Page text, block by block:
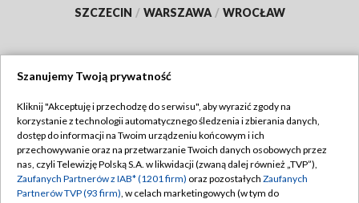
SZCZECIN / WARSZAWA / WROCŁAW
TVP
Abonament TVP
Emisja w TVP
Regulamin TVP
Polityka prywatności
Szanujemy Twoją prywatność
Kliknij "Akceptuję i przechodzę do serwisu", aby wyrazić zgody na
korzystanie z technologii automatycznego śledzenia i zbierania danych,
dostęp do informacji na Twoim urządzeniu końcowym i ich
przechowywanie oraz na przetwarzanie Twoich danych osobowych przez
nas, czyli Telewizję Polską S.A. w likwidacji (zwaną dalej również „TVP”),
Zaufanych Partnerów z IAB* (1201 firm) oraz pozostałych Zaufanych
Partnerów TVP (93 firm), w celach marketingowych (w tym do